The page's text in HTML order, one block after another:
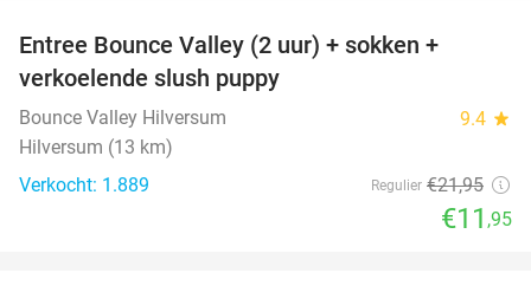
Entree Bounce Valley (2 uur) + sokken +
verkoelende slush puppy
Bounce Valley Hilversum 9.4 star
Hilversum (13 km)
Verkocht: 1.889
Regulier €21,95
€11 ,95